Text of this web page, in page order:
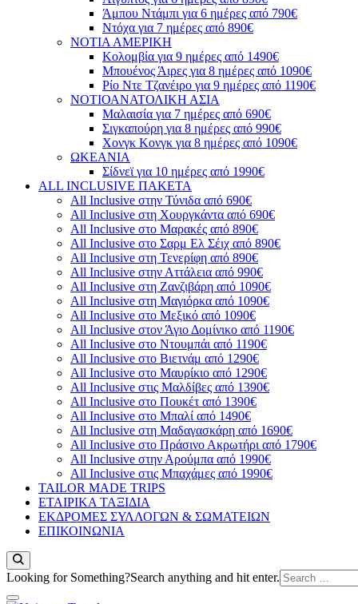
Άμπου Ντάμπι για 6 ημέρες από 790€
Ντόχα για 7 ημέρες από 890€
ΝΟΤΙΑ ΑΜΕΡΙΚΗ
Κολομβία για 9 ημέρες από 1490€
Μπουένος Άιρες για 8 ημέρες από 1090€
Ρίο Ντε Τζανέιρο για 9 ημέρες από 1190€
ΝΟΤΙΟΑΝΑΤΟΛΙΚΗ ΑΣΙΑ
Μαλαισία για 7 ημέρες από 690€
Σιγκαπούρη για 8 ημέρες από 990€
Χονγκ Κονγκ για 8 ημέρες από 1090€
ΩΚΕΑΝΙΑ
Σίδνεϊ για 10 ημέρες από 1990€
ALL INCLUSIVE ΠΑΚΕΤΑ
All Inclusive στην Τύνιδα από 690€
All Inclusive στη Χουργκάντα από 690€
All Inclusive στο Μαρακές από 890€
All Inclusive στο Σαρμ Ελ Σέιχ από 890€
All Inclusive στη Τενερίφη από 890€
All Inclusive στην Αττάλεια από 990€
All Inclusive στη Ζανζιβάρη από 1090€
All Inclusive στη Μαγιόρκα από 1090€
All Inclusive στο Μεξικό από 1090€
All Inclusive στον Άγιο Δομίνικο από 1190€
All Inclusive στο Ντουμπάι από 1190€
All Inclusive στο Βιετνάμ από 1290€
All Inclusive στο Μαυρίκιο από 1290€
All Inclusive στις Μαλδίβες από 1390€
All Inclusive στο Πουκέτ από 1390€
All Inclusive στο Μπαλί από 1490€
All Inclusive στη Μαδαγασκάρη από 1690€
All Inclusive στο Πράσινο Ακρωτήρι από 1790€
All Inclusive στην Αρούμπα από 1990€
All Inclusive στις Μπαχάμες από 1990€
TAILOR MADE TRIPS
ΕΤΑΙΡΙΚΑ ΤΑΞΙΔΙΑ
ΕΚΔΡΟΜΕΣ ΣΥΛΛΟΓΩΝ & ΣΩΜΑΤΕΙΩΝ
ΕΠΙΚΟΙΝΩΝΙΑ
Looking for Something?Search anything and hit enter.